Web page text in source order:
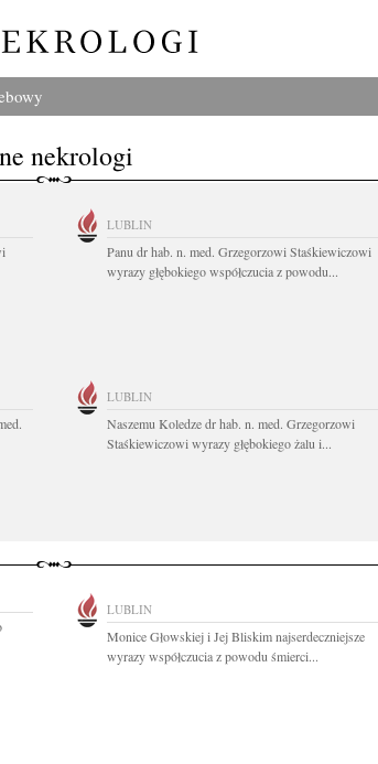
nekrologi
LUBLIN
Panu dr hab. n. med. Grzegorzowi Staśkiewiczowi
wyrazy głębokiego współczucia z powodu...
LUBLIN
Naszemu Koledze dr hab. n. med. Grzegorzowi
Staśkiewiczowi wyrazy głębokiego żalu i...
LUBLIN
Monice Głowskiej i Jej Bliskim najserdeczniejsze
wyrazy współczucia z powodu śmierci...